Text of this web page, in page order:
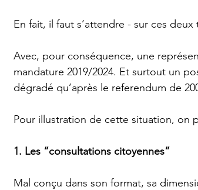
En fait, il faut s’attendre - sur ces deux
Avec, pour conséquence, une
mandature 2019/2024. Et surtout un
dégradé qu’après le referendum de
Pour illustration de cette situation, on
1. Les “consultations citoyennes”
Mal conçu dans son format, sa